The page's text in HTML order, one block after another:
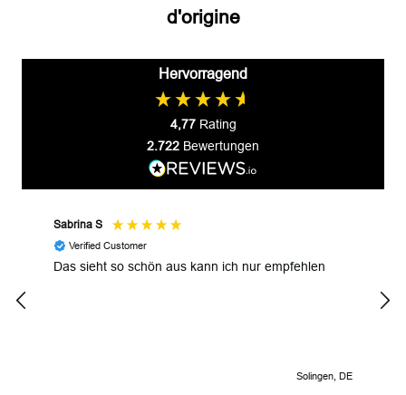
d'origine
Hervorragend
4,77 Rating
2.722 Bewertungen
Sabrina S
Verified Customer
Das sieht so schön aus kann ich nur empfehlen
Solingen, DE